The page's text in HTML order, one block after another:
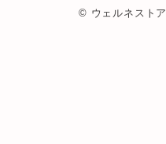
© ウェルネストア